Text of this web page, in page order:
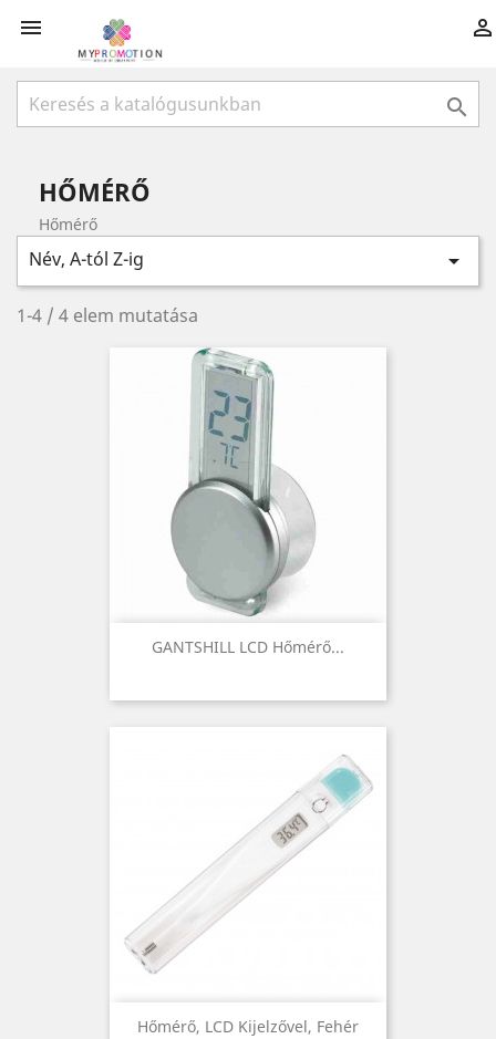
 

HŐMÉRŐ
Hőmérő
Név, A-tól Z-ig 
1-4 / 4 elem mutatása
GANTSHILL LCD Hőmérő...
Hőmérő, LCD Kijelzővel, Fehér